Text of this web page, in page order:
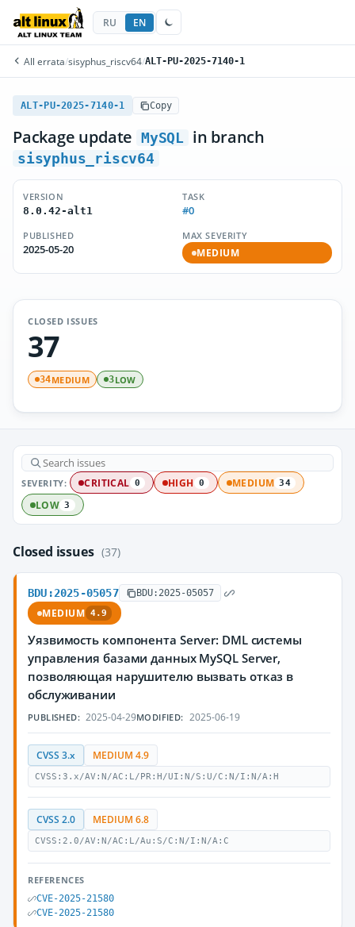
RU EN
All errata/sisyphus_riscv64/ALT-PU-2025-7140-1
ALT-PU-2025-7140-1 Copy
Package update MySQL in branch
sisyphus_riscv64
VERSION
8.0.42-alt1
TASK
#0
PUBLISHED
2025-05-20
MAX SEVERITY
MEDIUM
CLOSED ISSUES
37
34MEDIUM 3LOW
SEVERITY: CRITICAL 0 HIGH 0 MEDIUM 34
LOW 3
Closed issues (37)
BDU:2025-05057 BDU:2025-05057
MEDIUM 4.9
Уязвимость компонента Server: DML системы
управления базами данных MySQL Server,
позволяющая нарушителю вызвать отказ в
обслуживании
PUBLISHED: 2025-04-29MODIFIED: 2025-06-19
CVSS 3.x MEDIUM 4.9
CVSS:3.x/AV:N/AC:L/PR:H/UI:N/S:U/C:N/I:N/A:H
CVSS 2.0 MEDIUM 6.8
CVSS:2.0/AV:N/AC:L/Au:S/C:N/I:N/A:C
REFERENCES
CVE-2025-21580
CVE-2025-21580